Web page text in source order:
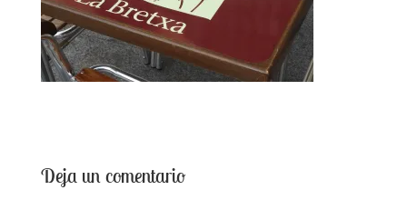
Deja un comentario